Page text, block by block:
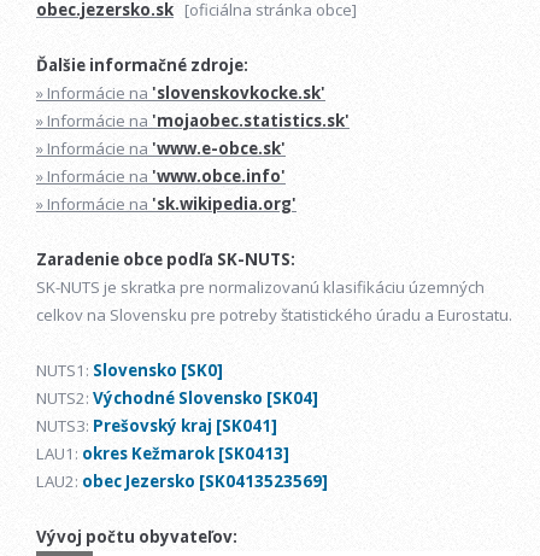
obec.jezersko.sk [oficiálna stránka obce]
Ďalšie informačné zdroje:
» Informácie na 'slovenskovkocke.sk'
» Informácie na 'mojaobec.statistics.sk'
» Informácie na 'www.e-obce.sk'
» Informácie na 'www.obce.info'
» Informácie na 'sk.wikipedia.org'
Zaradenie obce podľa SK-NUTS:
SK-NUTS je skratka pre normalizovanú klasifikáciu územných
celkov na Slovensku pre potreby štatistického úradu a Eurostatu.
NUTS1: Slovensko [SK0]
NUTS2: Východné Slovensko [SK04]
NUTS3: Prešovský kraj [SK041]
LAU1: okres Kežmarok [SK0413]
LAU2: obec Jezersko [SK0413523569]
Vývoj počtu obyvateľov: